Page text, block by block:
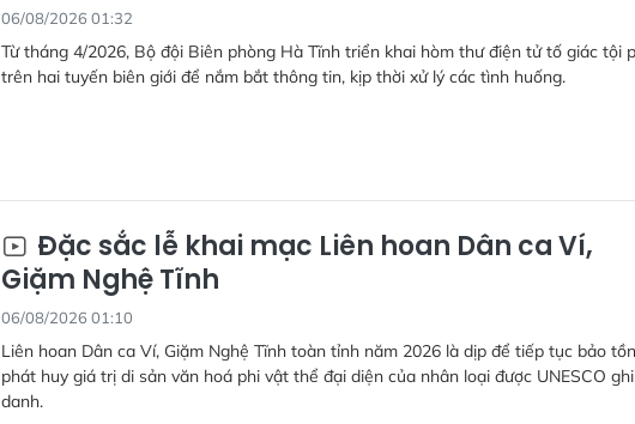
06/08/2026 01:32
Từ tháng 4/2026, Bộ đội Biên phòng Hà Tĩnh triển khai hòm thư điện tử tố giác tội
trên hai tuyến biên giới để nắm bắt thông tin, kịp thời xử lý các tình huống.
Đặc sắc lễ khai mạc Liên hoan Dân ca Ví,
Giặm Nghệ Tĩnh
06/08/2026 01:10
Liên hoan Dân ca Ví, Giặm Nghệ Tĩnh toàn tỉnh năm 2026 là dịp để tiếp tục bảo
phát huy giá trị di sản văn hoá phi vật thể đại diện của nhân loại được UNESCO ghi
danh.